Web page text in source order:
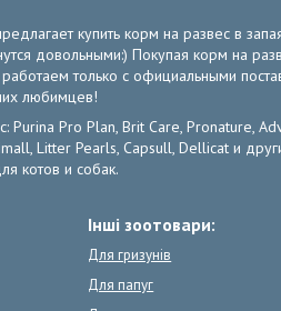
купить корм на развес в
довольными:) Покупая корм на
только с официальными
любимцев!
Pro Plan, Brit Care, Pronature,
Litter Pearls, Capsull, Dellicat и
котов и собак.
Інші зоотовари:
Для гризунів
Для папуг